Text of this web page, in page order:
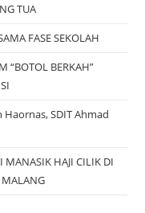
TUA
FASE SEKOLAH
“BOTOL BERKAH”
Haornas, SDIT Ahmad
MANASIK HAJI CILIK DI
MALANG